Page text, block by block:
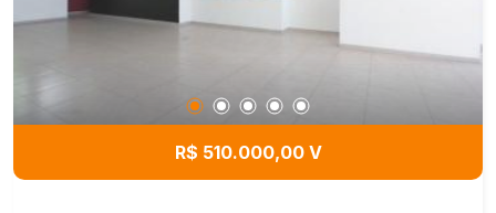
R$ 510.000,00 V